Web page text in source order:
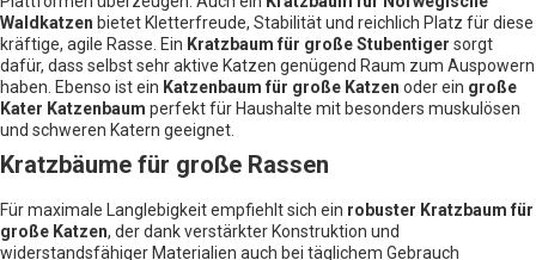
Waldkatzen bietet Kletterfreude, Stabilität und reichlich Platz für diese
kräftige, agile Rasse. Ein Kratzbaum für große Stubentiger sorgt
dafür, dass selbst sehr aktive Katzen genügend Raum zum Auspowern
haben. Ebenso ist ein Katzenbaum für große Katzen oder ein große
Kater Katzenbaum perfekt für Haushalte mit besonders muskulösen
und schweren Katern geeignet.
Kratzbäume für große Rassen
Für maximale Langlebigkeit empfiehlt sich ein robuster Kratzbaum für
große Katzen, der dank verstärkter Konstruktion und
widerstandsfähiger Materialien auch bei täglichem Gebrauch